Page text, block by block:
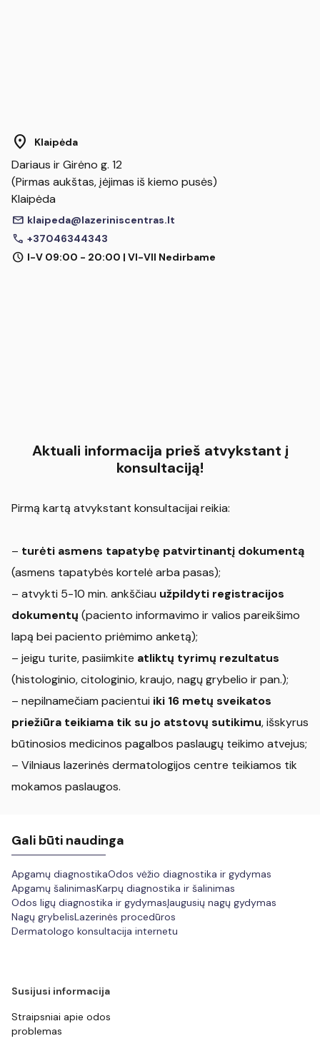
location_on Klaipėda
Dariaus ir Girėno g. 12
(Pirmas aukštas, įėjimas iš kiemo pusės)
Klaipėda
mail klaipeda@lazeriniscentras.lt
call +37046344343
schedule I-V 09:00 - 20:00 | VI-VII Nedirbame
Aktuali informacija prieš atvykstant į
konsultaciją!
Pirmą kartą atvykstant konsultacijai reikia:
– turėti asmens tapatybę patvirtinantį dokumentą
(asmens tapatybės kortelė arba pasas);
– atvykti 5-10 min. ankščiau užpildyti registracijos
dokumentų (paciento informavimo ir valios pareikšimo
lapą bei paciento priėmimo anketą);
– jeigu turite, pasiimkite atliktų tyrimų rezultatus
(histologinio, citologinio, kraujo, nagų grybelio ir pan.);
– nepilnamečiam pacientui iki 16 metų sveikatos
priežiūra teikiama tik su jo atstovų sutikimu, išskyrus
būtinosios medicinos pagalbos paslaugų teikimo atvejus;
– Vilniaus lazerinės dermatologijos centre teikiamos tik
mokamos paslaugos.
Gali būti naudinga
Apgamų diagnostikaOdos vėžio diagnostika ir gydymas
Apgamų šalinimasKarpų diagnostika ir šalinimas
Odos ligų diagnostika ir gydymasĮaugusių nagų gydymas
Nagų grybelisLazerinės procedūros
Dermatologo konsultacija internetu
Susijusi informacija
Straipsniai apie odos
problemas